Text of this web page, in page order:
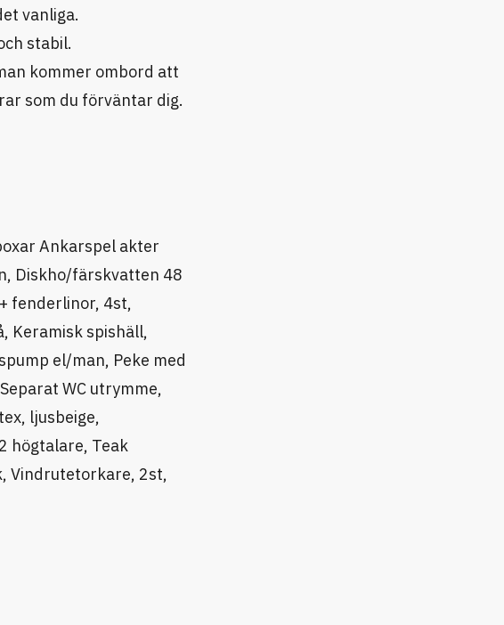
vanliga.
stabil.
kommer ombord att
som du förväntar dig.
Ankarspel akter
Diskho/färskvatten 48
fenderlinor, 4st,
Keramisk spishäll,
el/man, Peke med
WC utrymme,
ljusbeige,
högtalare, Teak
Vindrutetorkare, 2st,